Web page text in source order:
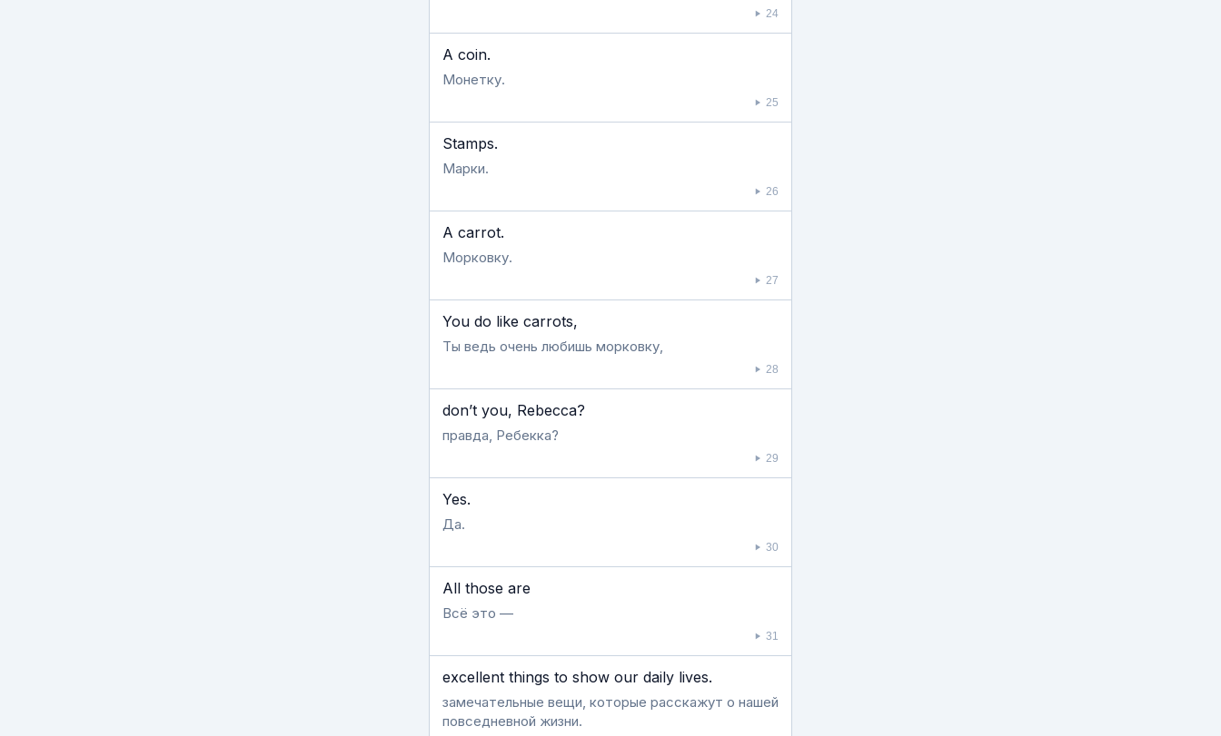
24
A coin.
Монетку.
25
Stamps.
Марки.
26
A carrot.
Морковку.
27
You do like carrots,
Ты ведь очень любишь морковку,
28
don’t you, Rebecca?
правда, Ребекка?
29
Yes.
Да.
30
All those are
Всё это —
31
excellent things to show our daily lives.
замечательные вещи, которые расскажут о нашей
повседневной жизни.